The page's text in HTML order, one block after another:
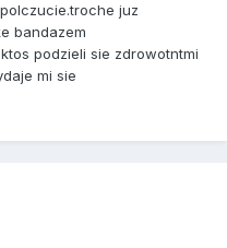
juz
bandazem
podzieli sie zdrowotntmi
mi sie